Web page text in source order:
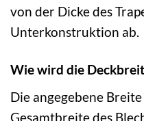
von der Dicke des
Unterkonstruktion ab.
Wie wird die
Die angegebene
Gesamtbreite des